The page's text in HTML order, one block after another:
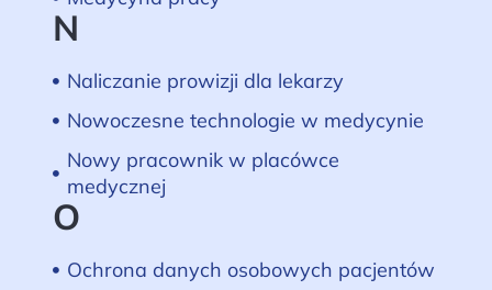
N
Naliczanie prowizji dla lekarzy
Nowoczesne technologie w medycynie
Nowy pracownik w placówce
medycznej
O
Ochrona danych osobowych pacjentów